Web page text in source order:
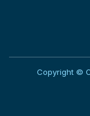
Copyright ©